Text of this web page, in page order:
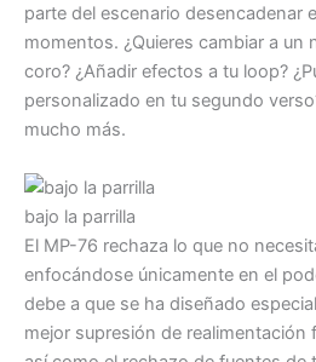
parte del escenario desencadenar
momentos. ¿Quieres cambiar a un
coro? ¿Añadir efectos a tu loop?
personalizado en tu segundo
mucho más.
bajo la parrilla
El MP-76 rechaza lo que no
enfocándose únicamente en el
debe a que se ha diseñado
mejor supresión de realimentación